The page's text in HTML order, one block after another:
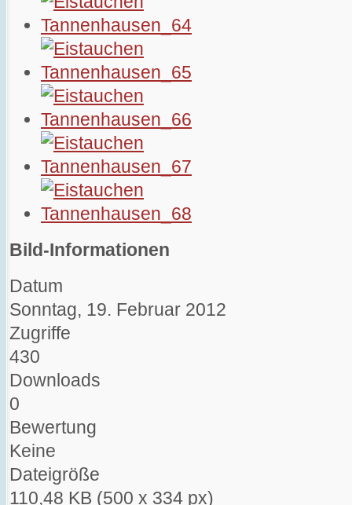
Bild-Informationen
Datum
Sonntag, 19. Februar 2012
Zugriffe
430
Downloads
0
Bewertung
Keine
Dateigröße
110,48 KB (500 x 334 px)